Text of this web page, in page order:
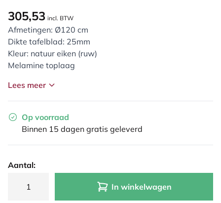
305,53 incl. BTW
Afmetingen: Ø120 cm
Dikte tafelblad: 25mm
Kleur: natuur eiken (ruw)
Melamine toplaag
Lees meer
Op voorraad
Binnen 15 dagen gratis geleverd
Aantal:
In winkelwagen